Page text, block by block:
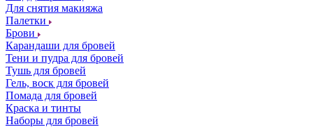
Для снятия макияжа
Палетки
Брови
Карандаши для бровей
Тени и пудра для бровей
Тушь для бровей
Гель, воск для бровей
Помада для бровей
Краска и тинты
Наборы для бровей